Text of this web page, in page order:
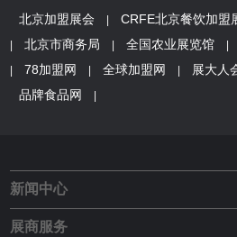
北京加盟展会 | CRFE北京餐饮加盟
| 北京市商务局 | 全国农业展览馆 |
| 78加盟网 | 全球加盟网 | 展大人
品牌食品网 |
新闻中心
展商服务